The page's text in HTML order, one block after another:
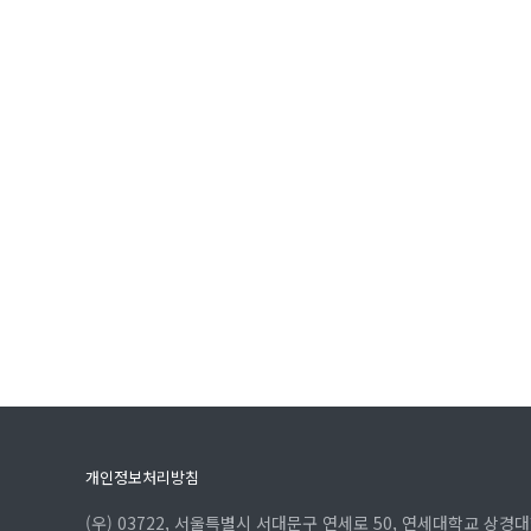
개인정보처리방침
(우) 03722, 서울특별시 서대문구 연세로 50, 연세대학교 상경